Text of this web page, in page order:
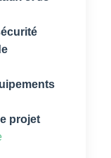
projet